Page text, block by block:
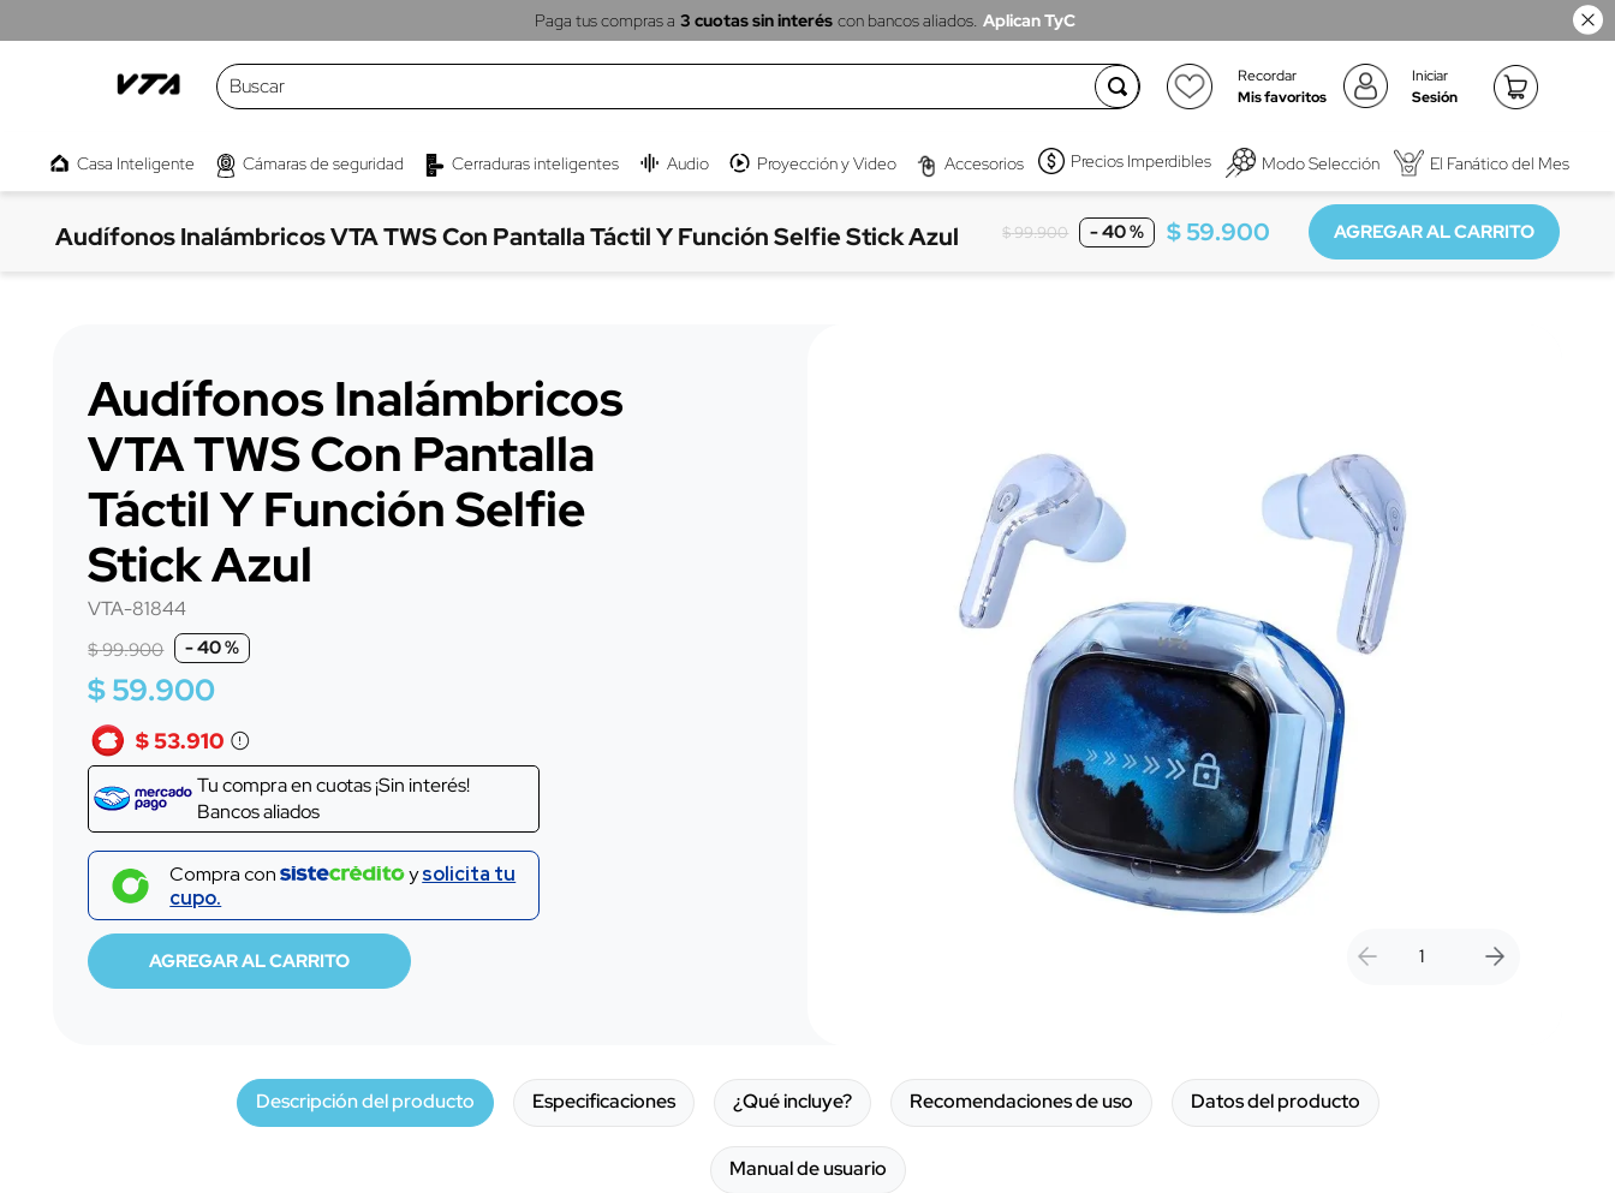
Paga tus compras a 3 cuotas sin interés con bancos aliados. Aplican TyC
Buscar
Recordar
Mis favoritos
Iniciar
Sesión
Casa Inteligente Cámaras de seguridad Cerraduras inteligentes Audio Proyección y Video Accesorios Precios Imperdibles Modo Selección El Fanático del Mes
Audífonos Inalámbricos VTA TWS Con Pantalla Táctil Y Función Selfie Stick Azul $99.900 -40 % $59.900
Audífonos Inalámbricos
VTA TWS Con Pantalla
Táctil Y Función Selfie
Stick Azul
VTA-81844
$99.900 -40 %
$59.900
$ 53.910
Tu compra encuotas ¡Sin interés!
Bancos aliados
Compra con ysolicita tu
cupo.
Descripción del producto Especificaciones ¿Qué incluye? Recomendaciones de uso Datos del producto
Manual de usuario
cámaras
6. proyector
8. micrófono
9 cámara exterior
10.